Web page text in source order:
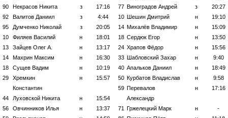
90 Некрасов Никита з
17:16
92
Валитов Даниил з
4:44
95
Думченко Николай з
20:05
10
Филяев Василий н
18:01
13
Зайцев Олег А. н
13:17
14
Махрин Максим н
16:30
18
Сущев Вадим н
10:19
29
Хремкин
Константин
н 15:57
44 Луховской Никита н
15:54
56
Овчинников Илья н
13:37
77 Виноградов Андрей з
20:27
10 Шешин Дмитрий н
19:10
14 Михалёв Владимир н
15:09
18 Сердюк Егор н
13:50
24 Храпов Фёдор н
15:56
33 Шабловский Захар н
9:40
40 Апальков Даниил н
18:49
50 Курбатов Владислав н
9:58
59 Перевалов
Александр
н 17:16
71 Гржелецкий Марк н
-